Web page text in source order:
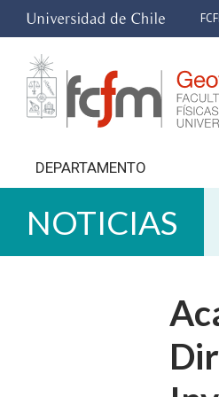
DEPARTAMENTO
NOTICIAS